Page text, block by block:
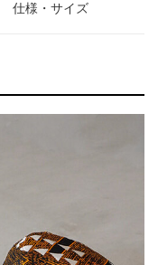
仕様・サイズ